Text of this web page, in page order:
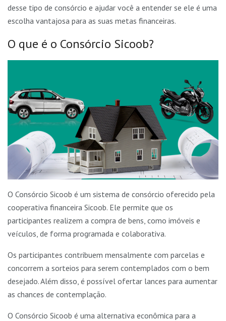
desse tipo de consórcio e ajudar você a entender se ele é uma
escolha vantajosa para as suas metas financeiras.
O que é o Consórcio Sicoob?
O Consórcio Sicoob é um sistema de consórcio oferecido pela
cooperativa financeira Sicoob. Ele permite que os
participantes realizem a compra de bens, como imóveis e
veículos, de forma programada e colaborativa.
Os participantes contribuem mensalmente com parcelas e
concorrem a sorteios para serem contemplados com o bem
desejado. Além disso, é possível ofertar lances para aumentar
as chances de contemplação.
O Consórcio Sicoob é uma alternativa econômica para a